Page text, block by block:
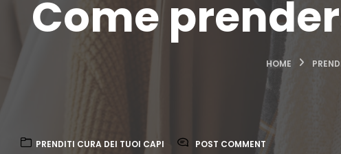
Come
HOME
PRENDITI CURA DEI TUOI CAPI POST COMMENT